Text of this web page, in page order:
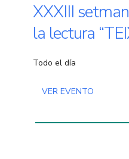
XXXIII
la lectura
Todo el día
VER EVENTO